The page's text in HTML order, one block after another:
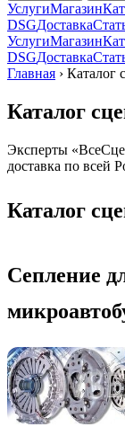
УслугиМагазин
DSGДоставка
УслугиМагазин
DSGДоставка
Главная › Каталог
Каталог
Эксперты
доставка по всей
Каталог
Сепление